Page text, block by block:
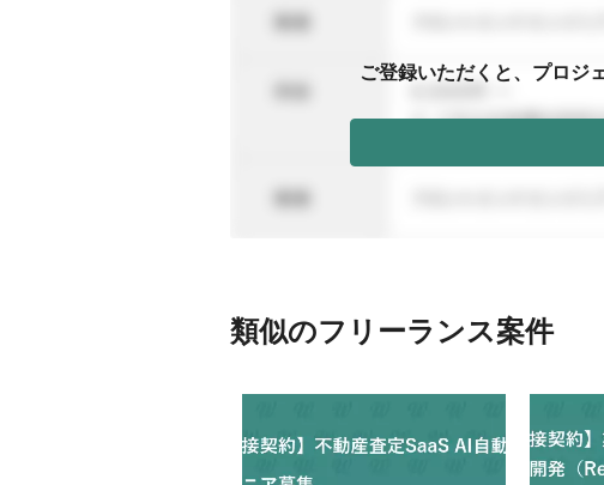
ご登録いただくと、プロジ
類似のフリーランス案件